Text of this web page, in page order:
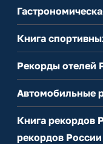
Книга
Рекорды отелей
Автомобильные
Книга рекордов
рекордов России